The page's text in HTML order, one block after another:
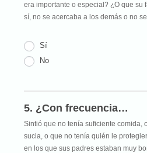
era importante o especial? ¿O que su
sí, no se acercaba a los demás o no
Sí
No
5. ¿Con frecuencia…
Sintió que no tenía suficiente comida,
sucia, o que no tenía quién le
en los que sus padres estaban muy